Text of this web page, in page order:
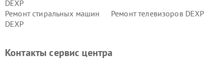
DEXP
Ремонт стиральных машин
DEXP
Ремонт телевизоров DEXP
Ремонт серверов DEXP
Ремонт мини пк DEXP
Контакты сервис центра